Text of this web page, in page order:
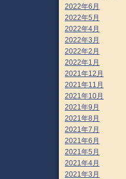
2022年6月
2022年5月
2022年4月
2022年3月
2022年2月
2022年1月
2021年12月
2021年11月
2021年10月
2021年9月
2021年8月
2021年7月
2021年6月
2021年5月
2021年4月
2021年3月